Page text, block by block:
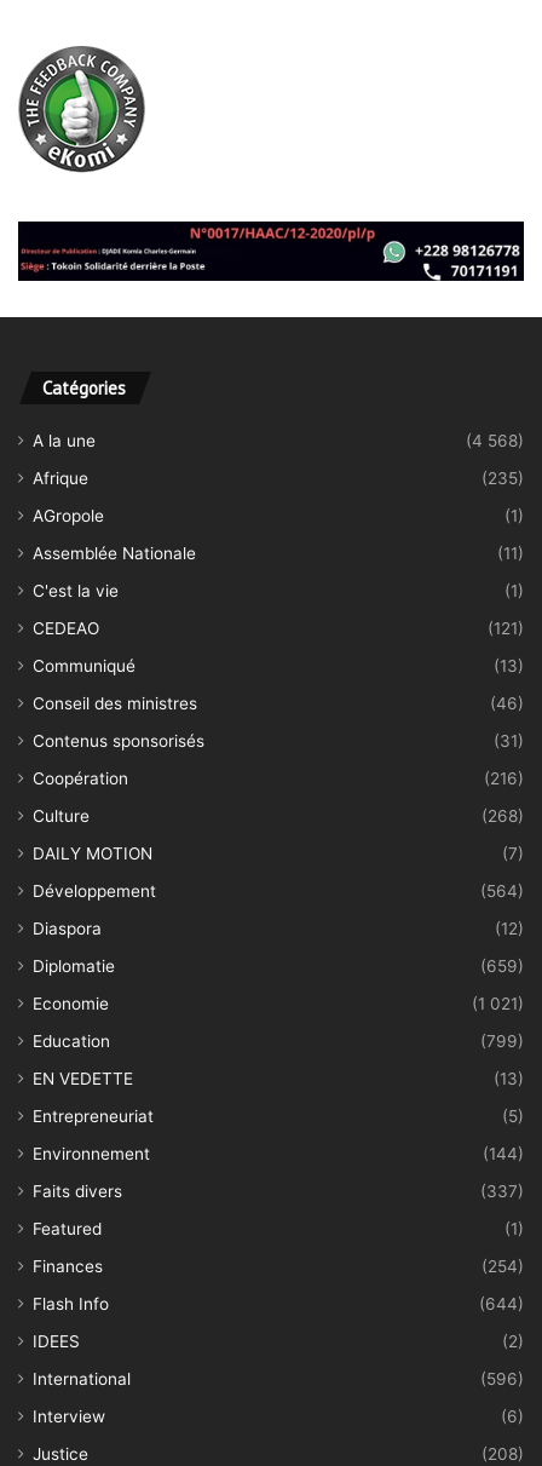
Catégories
A la une
(4 568)
Afrique
(235)
AGropole
(1)
Assemblée Nationale
(11)
C'est la vie
(1)
CEDEAO
(121)
Communiqué
(13)
Conseil des ministres
(46)
Contenus sponsorisés
(31)
Coopération
(216)
Culture
(268)
DAILY MOTION
(7)
Développement
(564)
Diaspora
(12)
Diplomatie
(659)
Economie
(1 021)
Education
(799)
EN VEDETTE
(13)
Entrepreneuriat
(5)
Environnement
(144)
Faits divers
(337)
Featured
(1)
Finances
(254)
Flash Info
(644)
IDEES
(2)
International
(596)
Interview
(6)
Justice
(208)